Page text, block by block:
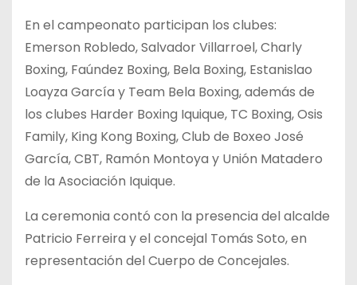
En el campeonato participan los clubes:
Emerson Robledo, Salvador Villarroel, Charly
Boxing, Faúndez Boxing, Bela Boxing, Estanislao
Loayza García y Team Bela Boxing, además de
los clubes Harder Boxing Iquique, TC Boxing, Osis
Family, King Kong Boxing, Club de Boxeo José
García, CBT, Ramón Montoya y Unión Matadero
de la Asociación Iquique.
La ceremonia contó con la presencia del alcalde
Patricio Ferreira y el concejal Tomás Soto, en
representación del Cuerpo de Concejales.